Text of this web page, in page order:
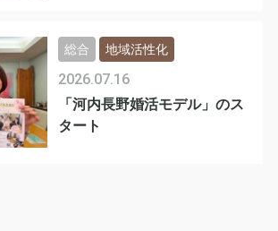
「河内長野婚活モデル」のス
タート
2026.07.16
総合 地域活性化